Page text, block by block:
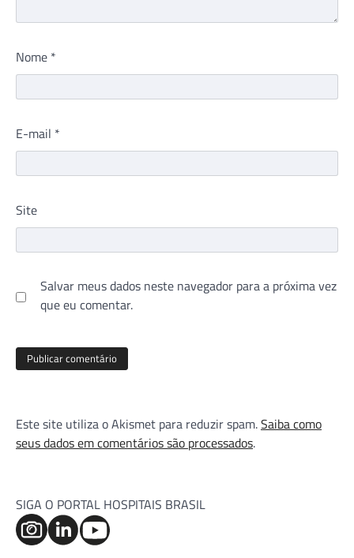
Nome *
E-mail *
Site
Salvar meus dados neste navegador para a próxima vez
que eu comentar.
Este site utiliza o Akismet para reduzir spam.Saiba como
seus dados em comentários são processados.
SIGA O PORTAL HOSPITAIS BRASIL